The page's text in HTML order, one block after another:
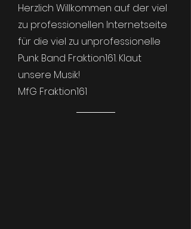
Herzlich Willkommen auf der viel
zu professionellen Internetseite
für die viel zu unprofessionelle
Punk Band Fraktion161. Klaut
unsere Musik!
MfG Fraktion161